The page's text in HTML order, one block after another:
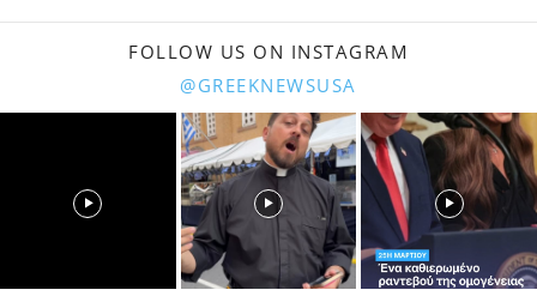
FOLLOW US ON INSTAGRAM
@GREEKNEWSUSA